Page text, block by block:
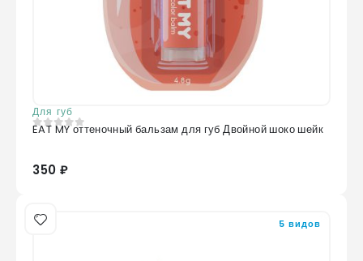
Для губ
0из 5
EAT MY оттеночный бальзам для губ Двойной шоко шейк
350 ₽
5 видов